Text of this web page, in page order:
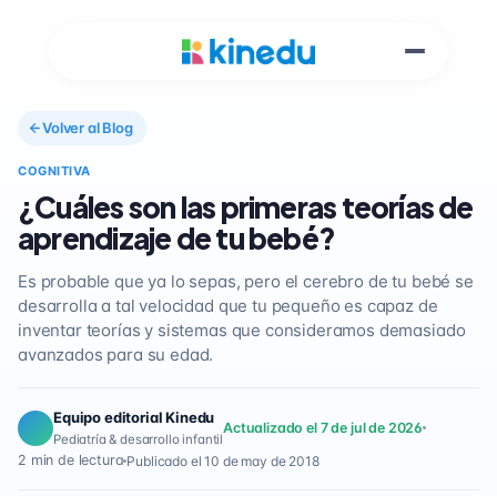
Volver al Blog
COGNITIVA
¿Cuáles son las primeras teorías de
aprendizaje de tu bebé?
Es probable que ya lo sepas, pero el cerebro de tu bebé se
desarrolla a tal velocidad que tu pequeño es capaz de
inventar teorías y sistemas que consideramos demasiado
avanzados para su edad.
Equipo editorial Kinedu
Pediatría & desarrollo infantil
Actualizado el 7 de jul de 2026
2 min de lectura Publicado el 10 de may de 2018